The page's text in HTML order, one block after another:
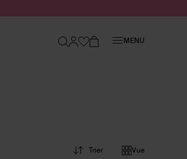
MENU
Vue
Trier